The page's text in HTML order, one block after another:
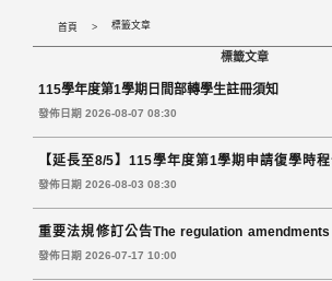
首頁 標籤文章
標籤文章
115學年度第1學期日間部轉學生註冊須知
發佈日期 2026-08-07 08:30
【延長至8/5】115學年度第1學期申請復學時
resumption and Continue suspension of
發佈日期 2026-08-03 08:30
重要法規修訂公告The regulation
Section
發佈日期 2026-07-17 10:00